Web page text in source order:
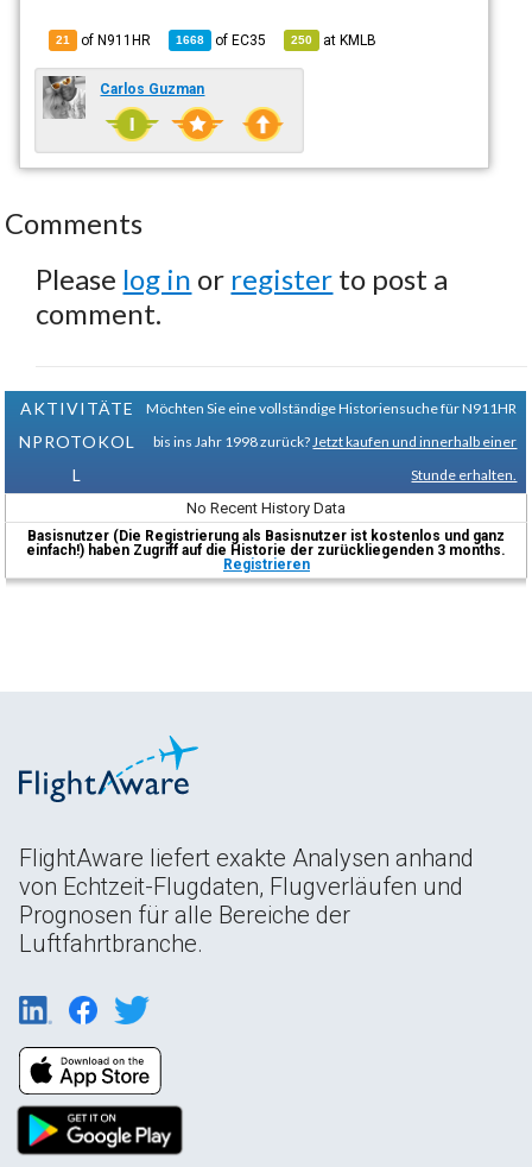
21 of N911HR 1668 ofEC35 250 atKMLB
Carlos Guzman
Comments
Please log in or register to post a
comment.
AKTIVITÄTE
NPROTOKOL
L
Möchten Sie eine vollständige Historiensuche für N911HR
bis ins Jahr 1998 zurück?Jetzt kaufen und innerhalb einer
Stunde erhalten.
No Recent History Data
Basisnutzer (Die Registrierung als Basisnutzer ist kostenlos und ganz
einfach!) haben Zugriff auf die Historie der zurückliegenden 3 months.
Registrieren
FlightAware liefert exakte Analysen anhand
von Echtzeit-Flugdaten, Flugverläufen und
Prognosen für alle Bereiche der
Luftfahrtbranche.